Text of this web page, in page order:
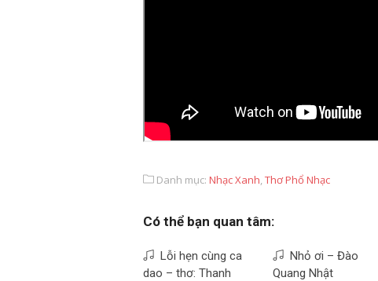
Danh mục: Nhạc Xanh,Thơ Phổ Nhạc
Có thể bạn quan tâm:
Lỗi hẹn cùng ca
dao – thơ: Thanh
Nhỏ ơi – Đào
Quang Nhật